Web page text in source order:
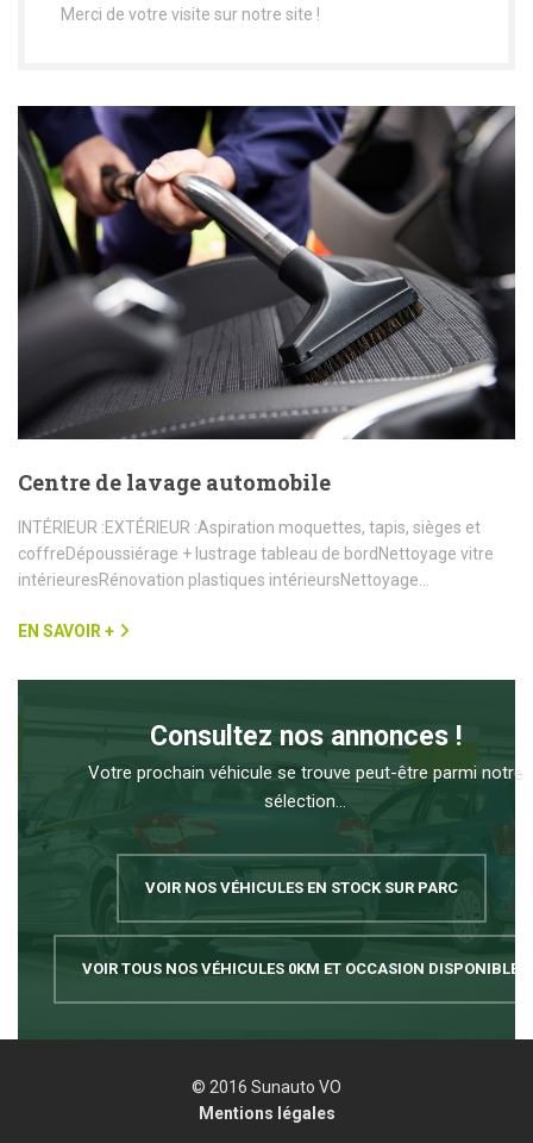
Merci de votre visite sur notre site !
Centre de lavage automobile
INTÉRIEUR :EXTÉRIEUR :Aspiration moquettes, tapis, sièges et
coffreDépoussiérage + lustrage tableau de bordNettoyage vitre
intérieuresRénovation plastiques intérieursNettoyage…
EN SAVOIR +
Consultez nos annonces !
Votre prochain véhicule se trouve peut-être parmi notre
sélection...
VOIR NOS VÉHICULES EN STOCK SUR PARC
VOIR TOUS NOS VÉHICULES 0KM ET OCCASION DISPONIBLES
© 2016 Sunauto VO
Mentions légales